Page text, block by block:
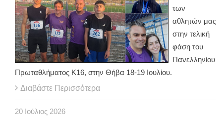
των
αθλητών μας
στην τελική
φάση του
Πανελληνίου
Πρωταθλήματος Κ16, στην Θήβα 18-19 Ιουλίου.
Διαβάστε Περισσότερα
20 Ιούλιος 2026